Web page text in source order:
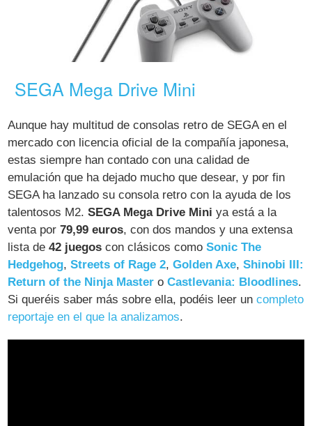
SEGA Mega Drive Mini
Aunque hay multitud de consolas retro de SEGA en el
mercado con licencia oficial de la compañía japonesa,
estas siempre han contado con una calidad de
emulación que ha dejado mucho que desear, y por fin
SEGA ha lanzado su consola retro con la ayuda de los
talentosos M2.SEGA Mega Drive Mini ya está a la
venta por79,99 euros, con dos mandos y una extensa
lista de42 juegos con clásicos comoSonic The
Hedgehog,Streets of Rage 2,Golden Axe,Shinobi III:
Return of the Ninja Master oCastlevania: Bloodlines.
Si queréis saber más sobre ella, podéis leer uncompleto
reportaje en el que la analizamos.